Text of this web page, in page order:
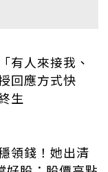
有人來接我、
回應方式快
生
領錢！她出清